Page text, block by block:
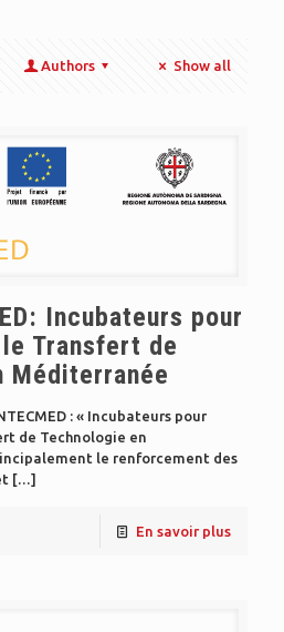
Authors Show all
Incubateurs pour
le Transfert de
Méditerranée
: « Incubateurs pour
de Technologie en
le renforcement des
[…]
En savoir plus